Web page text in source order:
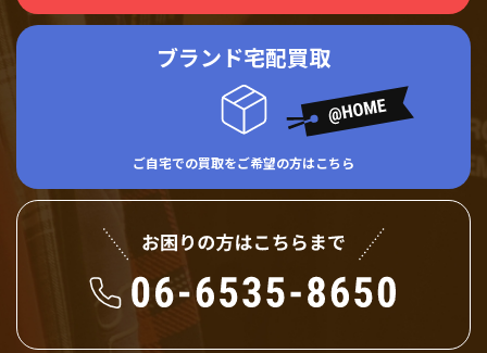
ブランド宅配買取
ご自宅での買取をご希望の方はこちら